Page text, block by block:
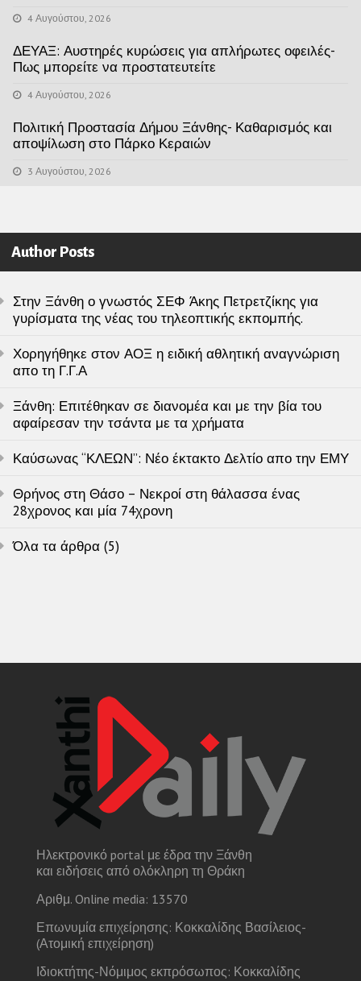
4 Αυγούστου, 2026
ΔΕΥΑΞ: Αυστηρές κυρώσεις για απλήρωτες οφειλές-
Πως μπορείτε να προστατευτείτε
4 Αυγούστου, 2026
Πολιτική Προστασία Δήμου Ξάνθης- Καθαρισμός και
αποψίλωση στο Πάρκο Κεραιών
3 Αυγούστου, 2026
Author Posts
Στην Ξάνθη ο γνωστός ΣΕΦ Άκης Πετρετζίκης για
γυρίσματα της νέας του τηλεοπτικής εκπομπής.
Χορηγήθηκε στον ΑΟΞ η ειδική αθλητική αναγνώριση
απο τη Γ.Γ.Α
Ξάνθη: Επιτέθηκαν σε διανομέα και με την βία του
αφαίρεσαν την τσάντα με τα χρήματα
Καύσωνας “ΚΛΕΩΝ”: Νέο έκτακτο Δελτίο απο την ΕΜΥ
Θρήνος στη Θάσο – Νεκροί στη θάλασσα ένας
28χρονος και μία 74χρονη
Όλα τα άρθρα (5)
Ηλεκτρονικό portal με έδρα την Ξάνθη
και ειδήσεις από ολόκληρη τη Θράκη
Αριθμ. Online media: 13570
Επωνυμία επιχείρησης: Κοκκαλίδης Βασίλειος-
(Ατομική επιχείρηση)
Ιδιοκτήτης-Νόμιμος εκπρόσωπος: Κοκκαλίδης